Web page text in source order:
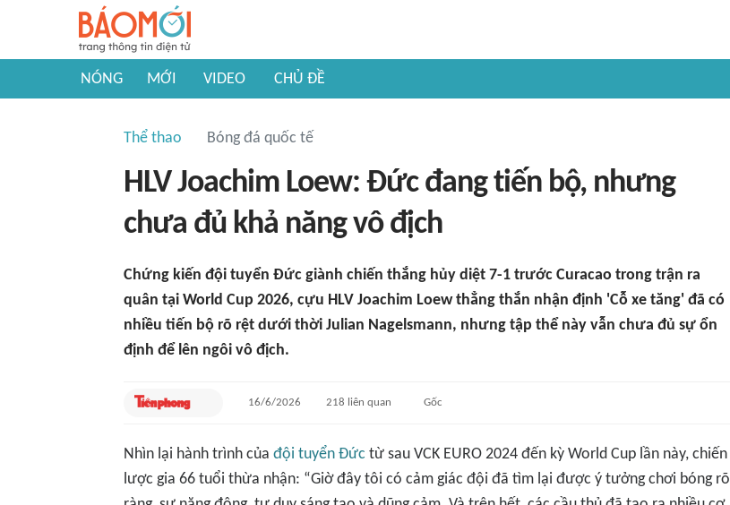
NÓNG MỚI VIDEO CHỦ ĐỀ
Thể thao Bóng đá quốc tế
HLV Joachim Loew: Đức đang tiến bộ, nhưng
chưa đủ khả năng vô địch
Chứng kiến đội tuyển Đức giành chiến thắng hủy diệt 7-1 trước Curacao trong trận ra
quân tại World Cup 2026, cựu HLV Joachim Loew thẳng thắn nhận định 'Cỗ xe tăng' đã có
nhiều tiến bộ rõ rệt dưới thời Julian Nagelsmann, nhưng tập thể này vẫn chưa đủ sự ổn
định để lên ngôi vô địch.
16/6/2026 218 liên quan Gốc
Nhìn lại hành trình của đội tuyển Đức từ sau VCK EURO 2024 đến kỳ World Cup lần này, chiến
lược gia 66 tuổi thừa nhận: “Giờ đây tôi có cảm giác đội đã tìm lại được ý tưởng chơi bóng rõ